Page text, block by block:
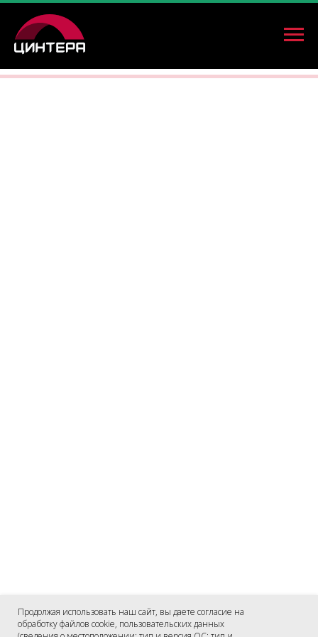
Продолжая использовать наш сайт, вы даете согласие на
обработку файлов cookie, пользовательских данных